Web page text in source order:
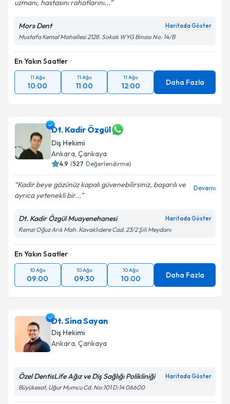
uzmanı, hastasını rahatlarını...
Mors Dent Haritada Göster
Mustafa Kemal Mahallesi 2128. Sokak WYG Binası No: 14/B
En Yakın Saatler
11 Ağu
10:00
11 Ağu
11:00
11 Ağu
12:00 Daha Fazla
Dt. Kadir Özgül
Diş Hekimi
Ankara, Çankaya
4.9 (527 Değerlendirme)
Kadir beye gözünüz kapalı güvenebilirsiniz, başarılı ve
ayrıca yetenekli bir...
Devamı
Dt. Kadir Özgül Muayenehanesi Haritada Göster
Remzi Oğuz Arık Mah. Kavaklıdere Cad. 23/2 Şili Meydanı
En Yakın Saatler
10 Ağu
09:00
10 Ağu
09:30
10 Ağu
10:00 Daha Fazla
Dt. Sina Sayan
Diş Hekimi
Ankara, Çankaya
Özel DentisLife Ağız ve Diş Sağlığı Polikliniği Haritada Göster
Büyükesat, Uğur Mumcu Cd. No:101 D:14 06600